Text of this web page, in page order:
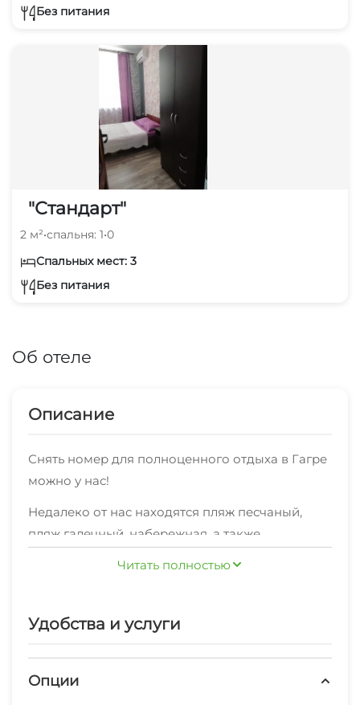
Без питания
"Стандарт"
2 м²•спальня: 1•0
Спальных мест: 3
Без питания
Об отеле
Описание
Снять номер для полноценного отдыха в Гагре
можно у нас!
Недалеко от нас находятся пляж песчаный,
пляж галечный, набережная, а также
ваш отдыхв Гагре был веселым и
среди наших постояльцев, согласно
независимымотзывам.
мангал/барбекю, открытая парковка на
По всем вопросам касательно аренды и наших
Читать полностью
Удобства и услуги
Опции